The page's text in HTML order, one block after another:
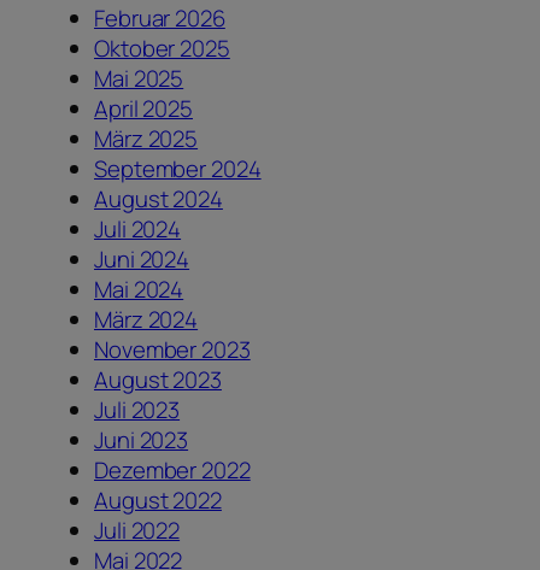
Februar 2026
Oktober 2025
Mai 2025
April 2025
März 2025
September 2024
August 2024
Juli 2024
Juni 2024
Mai 2024
März 2024
November 2023
August 2023
Juli 2023
Juni 2023
Dezember 2022
August 2022
Juli 2022
Mai 2022